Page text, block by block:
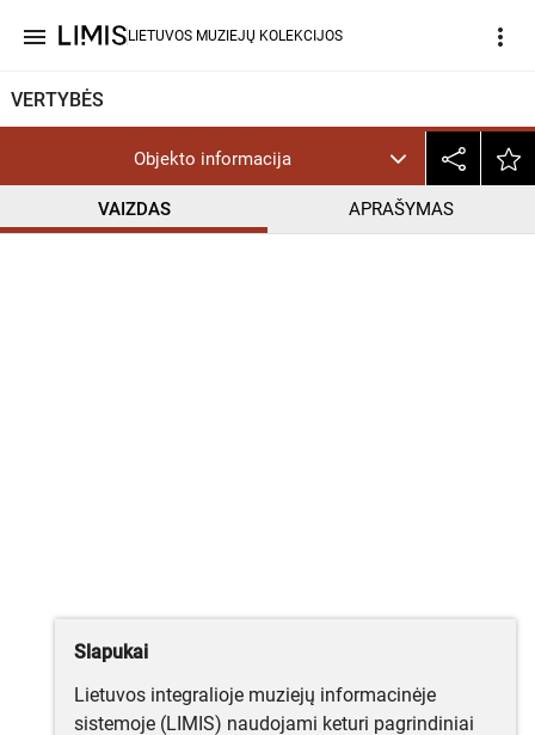
menu LIETUVOS MUZIEJŲ KOLEKCIJOS more_vert
VERTYBĖS
Objekto informacija
VAIZDAS APRAŠYMAS
Slapukai
Lietuvos integralioje muziejų informacinėje
sistemoje (LIMIS) naudojami keturi pagrindiniai